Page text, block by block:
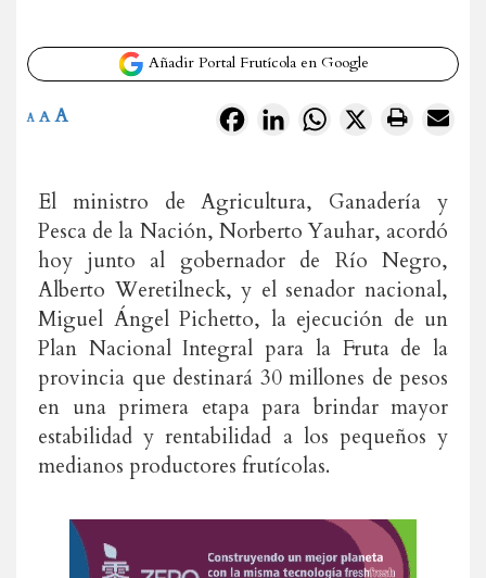
Añadir Portal Frutícola en Google
FacebookLinkedInWhatsApp
X
A A A
El ministro de Agricultura, Ganadería y
Pesca de la Nación, Norberto Yauhar, acordó
hoy junto al gobernador de Río Negro,
Alberto Weretilneck, y el senador nacional,
Miguel Ángel Pichetto, la ejecución de un
Plan Nacional Integral para la Fruta de la
provincia que destinará 30 millones de pesos
en una primera etapa para brindar mayor
estabilidad y rentabilidad a los pequeños y
medianos productores frutícolas.